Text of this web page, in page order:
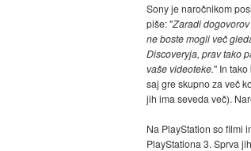
Sony je naročnikom
piše: "Zaradi
ne boste mogli več
Discoveryja, prav tako
vaše videoteke." In
saj gre skupno za več
jih ima seveda več).
Na PlayStation so filmi
PlayStationa 3. Sprva